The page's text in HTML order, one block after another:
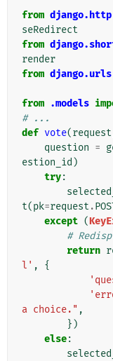
from django.http
seRedirect
from
render
from django.urls
from .models
# ...
def vote(request
question =
estion_id )
try:
t(pk=request .
except (
#
return
l' ,
{
a choice." ,
})
else: